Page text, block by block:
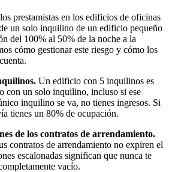
prestamistas en los edificios de oficinas
un solo inquilino de un edificio pequeño
del 100% al 50% de la noche a la
cómo gestionar este riesgo y cómo los
Un edificio con 5 inquilinos es
con un solo inquilino, incluso si ese
inquilino se va, no tienes ingresos. Si
tienes un 80% de ocupación.
de los contratos de arrendamiento.
contratos de arrendamiento no expiren el
escalonadas significan que nunca te
vacío.